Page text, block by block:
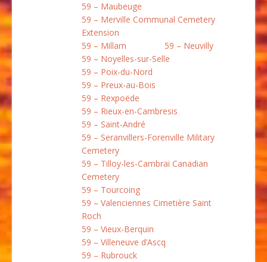
59 – Maubeuge
59 – Merville Communal Cemetery
Extension
59 – Millam
59 – Neuvilly
59 – Noyelles-sur-Selle
59 – Poix-du-Nord
59 – Preux-au-Bois
59 – Rexpoëde
59 – Rieux-en-Cambresis
59 – Saint-André
59 – Seranvillers-Forenville Military
Cemetery
59 – Tilloy-les-Cambrai Canadian
Cemetery
59 – Tourcoing
59 – Valenciennes Cimetière Saint
Roch
59 – Vieux-Berquin
59 – Villeneuve d’Ascq
59 – Rubrouck